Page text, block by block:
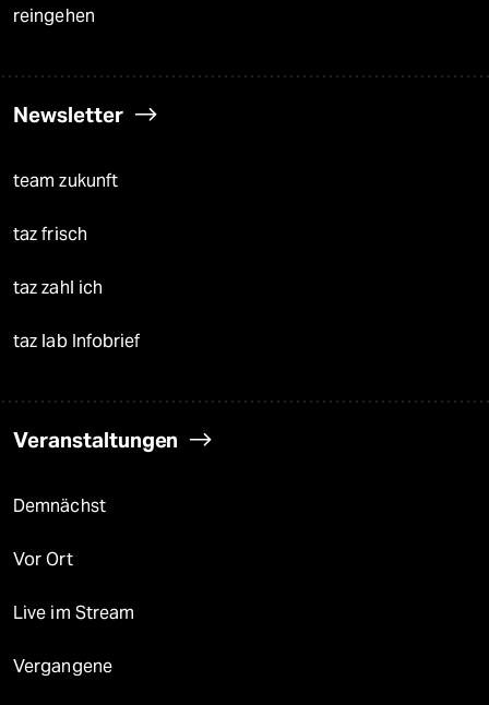
reingehen
Newsletter
team zukunft
taz frisch
taz zahl ich
taz lab Infobrief
Veranstaltungen
Demnächst
Vor Ort
Live im Stream
Vergangene